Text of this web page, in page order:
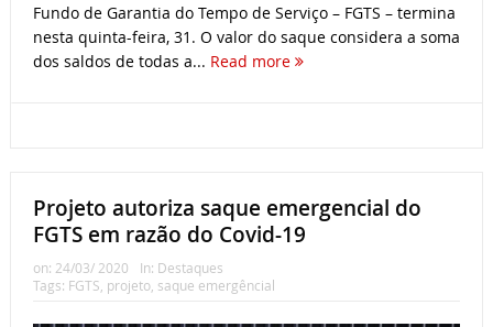
Fundo de Garantia do Tempo de Serviço – FGTS – termina
nesta quinta-feira, 31. O valor do saque considera a soma
dos saldos de todas a... Read more
Projeto autoriza saque emergencial do
FGTS em razão do Covid-19
on: 24/03/ 2020 In: Destaques
Tags: FGTS projeto, saque emergêncial